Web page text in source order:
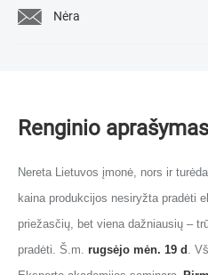
Nėra
Renginio
Nereta Lietuvos įmonė, nors ir
kaina produkcijos nesiryžta pradėti
priežasčių, bet viena dažniausių –
pradėti. Š.m. rugsėjo mėn. 19 d .